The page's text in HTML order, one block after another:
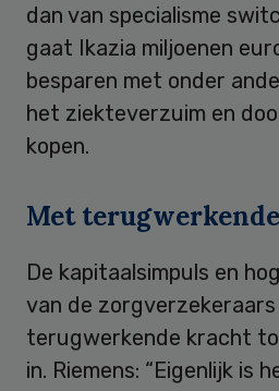
dan van specialisme
gaat Ikazia miljoenen
besparen met onder
het ziekteverzuim en
kopen.
Met
De kapitaalsimpuls en
van de
terugwerkende kracht
in. Riemens: “Eigenlijk is